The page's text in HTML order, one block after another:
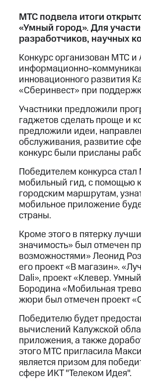
МТС подвела итоги
«Умный город». Для
разработчиков, научных
Конкурс организован МТС
информационно-
инновационного развития
«Сберинвест» при
Участники предложили
гаджетов сделать проще и
предложили идеи,
обслуживания, развитие
конкурс были присланы
Победителем конкурса
мобильный гид, с помощью
городским маршрутам,
мобильное приложение
страны.
Кроме этого в пятерку
значимость» был отмечен
возможностями» Леонид
его проект «В магазин».
Dali», проект «Клевер.
Бородина «Мобильная
жюри был отмечен проект
Победителю будет
вычислений Калужской
приложения, а также
этого МТС пригласила
является призом для
сфере ИКТ "Телеком Идея".